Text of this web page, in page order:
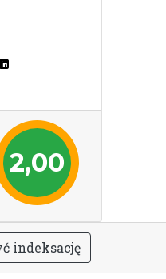
2,00
ć indeksację